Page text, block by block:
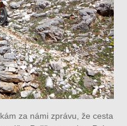
za námi zprávu, že cesta